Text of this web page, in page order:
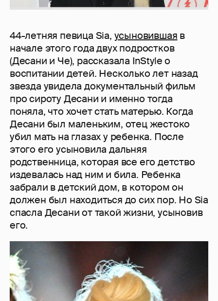
44-летняя певица Sia, усыновившая в
начале этого года двух подростков
(Десани и Че), рассказала InStyle о
воспитании детей. Несколько лет назад
звезда увидела документальный фильм
про сироту Десани и именно тогда
поняла, что хочет стать матерью. Когда
Десани был маленьким, отец жестоко
убил мать на глазах у ребенка. После
этого его усыновила дальняя
родственница, которая все его детство
издевалась над ним и била. Ребенка
забрали в детский дом, в котором он
должен был находиться до сих пор. Но Sia
спасла Десани от такой жизни, усыновив
его.